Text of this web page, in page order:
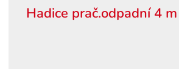
Hadice prač.odpadní 4